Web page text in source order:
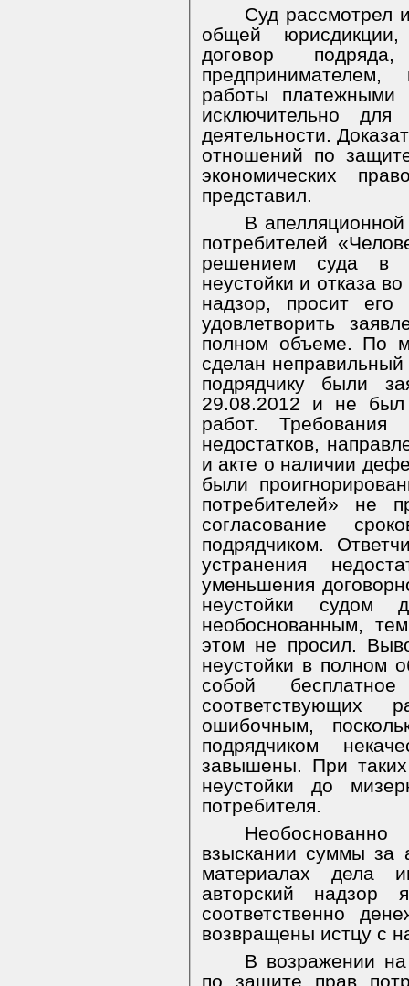
Суд рассмотрел
общей
договор
работы платежными
исключительно для
деятельности.
отношений по
экономических
представил.
В
потребителей
решением суда в
неустойки и отказа
надзор, просит
удовлетворить
полном объеме. По
сделан
подрядчику были
29.08.2012 и не был
работ. Требования
недостатков,
и акте о наличии
были
потребителей» не
согласование
подрядчиком.
устранения
уменьшения
неустойки
необоснованным,
этом не просил.
неустойки в полном
собой
соответствующих
ошибочным,
подрядчиком
завышены. При таких
неустойки до
потребителя.
взыскании суммы за
материалах дела
авторский надзор
соответственно
возвращены истцу с
В возражении